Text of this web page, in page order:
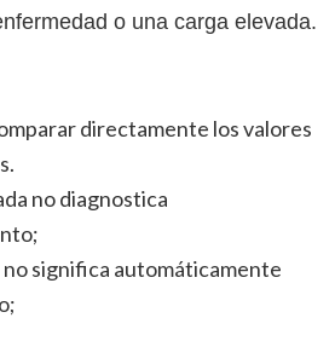
o una carga elevada.
directamente los valores
no diagnostica
no significa automáticamente